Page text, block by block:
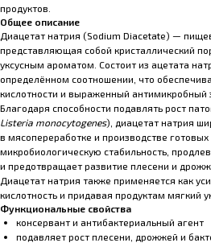
продуктов.
Общее описание
Диацетат натрия (Sodium Diacetate) —
представляющая собой кристаллический
уксусным ароматом. Состоит из ацетата
определённом соотношении, что
кислотности и выраженный антимикробный
Благодаря способности подавлять рост
Listeria monocytogenes), диацетат натрия
в мясопереработке и производстве
микробиологическую стабильность,
и предотвращает развитие плесени и
Диацетат натрия также применяется как
кислотность и придавая продуктам мягкий
Функциональные свойства
консервант и антибактериальный агент
подавляет рост плесени, дрожжей и